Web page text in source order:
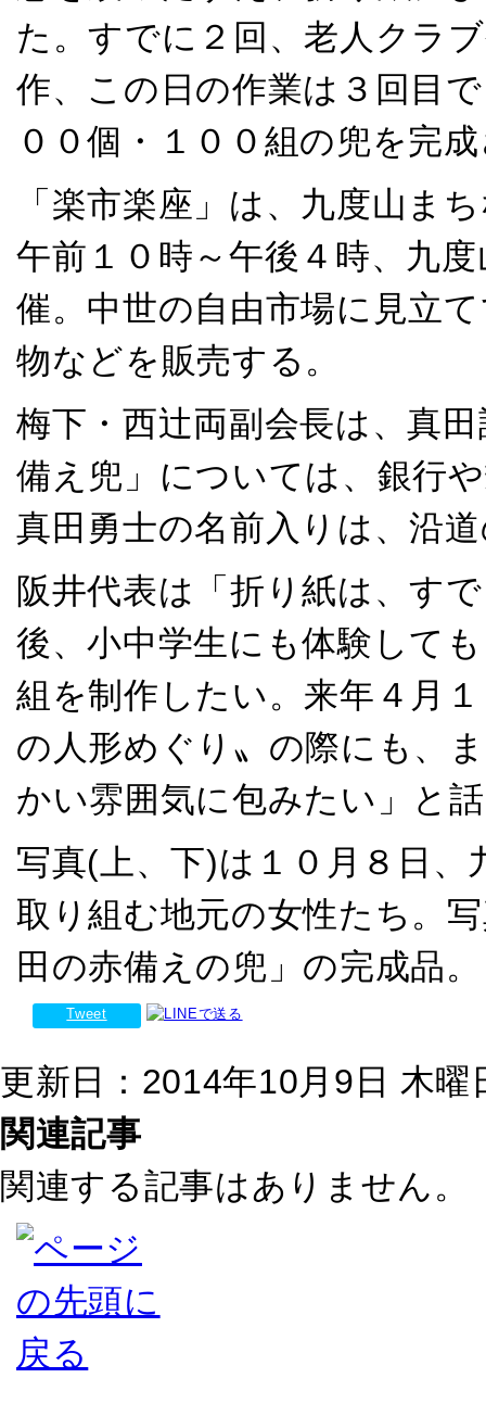
た。すでに２回、老人クラ
作、この日の作業は３回目
００個・１００組の兜を完
「楽市楽座」は、九度山ま
午前１０時～午後４時、九
催。中世の自由市場に見立
物などを販売する。
梅下・西辻両副会長は、真
備え兜」については、銀行
真田勇士の名前入りは、沿
阪井代表は「折り紙は、す
後、小中学生にも体験して
組を制作したい。来年４月
の人形めぐり〟の際にも、
かい雰囲気に包みたい」と
写真(上、下)は１０月８日
取り組む地元の女性たち。
田の赤備えの兜」の完成品。
Tweet
更新日：2014年10月9日 木曜
関連記事
関連する記事はありません。